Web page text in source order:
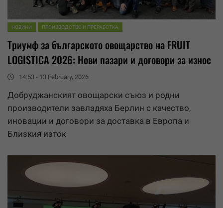
НОВИНИ ПРОИЗВОДСТВО И ПРЕРАБОТКА
Триумф за българското овощарство на FRUIT
LOGISTICA 2026: Нови пазари и договори за износ
14:53 - 13 February, 2026
Добруджанският овощарски съюз и родни
производители завладяха Берлин с качество,
иновации и договори за доставка в Европа и
Близкия изток